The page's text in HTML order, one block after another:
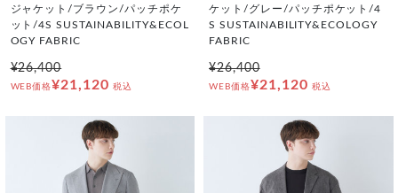
ジャケット/ブラウン/パッチポケ
ット/4S SUSTAINABILITY&ECOL
OGY FABRIC
¥26,400
WEB価格¥21,120 税込
ケット/グレー/パッチポケット/4
S SUSTAINABILITY&ECOLOGY
FABRIC
¥26,400
WEB価格¥21,120 税込